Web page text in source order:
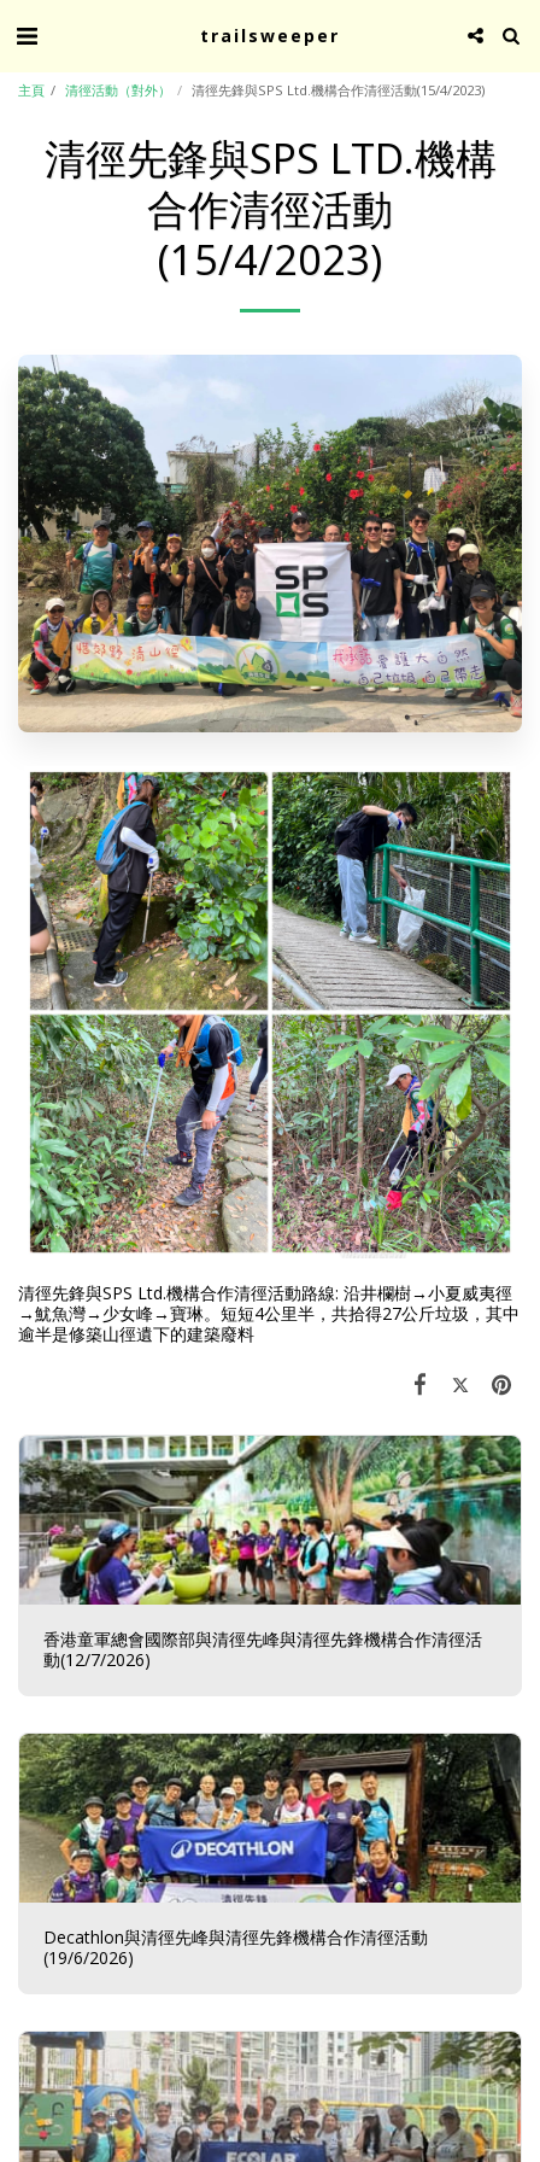
trailsweeper
主頁 清徑活動（對外） 清徑先鋒與SPS Ltd.機構合作清徑活動(15/4/2023)
清徑先鋒與SPS LTD.機構
合作清徑活動
(15/4/2023)
清徑先鋒與SPS Ltd.機構合作清徑活動路線: 沿井欄樹→小夏威夷徑
→魷魚灣→少女峰→寶琳。短短4公里半，共拾得27公斤垃圾，其中
逾半是修築山徑遺下的建築廢料
香港童軍總會國際部與清徑先峰與清徑先鋒機構合作清徑活
動(12/7/2026)
Decathlon與清徑先峰與清徑先鋒機構合作清徑活動
(19/6/2026)